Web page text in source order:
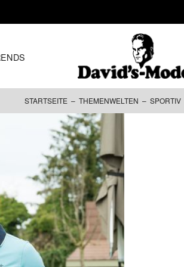
STARTSEITE – THEMENWELTEN – SPORTIV